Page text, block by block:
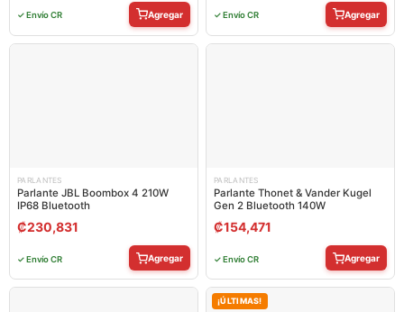
✓ Envío CR Agregar ✓ Envío CR Agregar
PARLANTES
Parlante JBL Boombox 4 210W
IP68 Bluetooth
₡230,831
✓ Envío CR Agregar
PARLANTES
Parlante Thonet & Vander Kugel
Gen 2 Bluetooth 140W
₡154,471
✓ Envío CR Agregar
¡ÚLTIMAS!